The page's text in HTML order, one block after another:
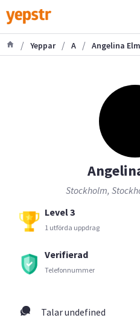
/ Yeppar / A / Angelina
Stockholm,
Level 3
1 utförda uppdrag
Verifierad
Telefonnummer
Talar undefined